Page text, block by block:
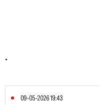
.
09-05-2026 19:43